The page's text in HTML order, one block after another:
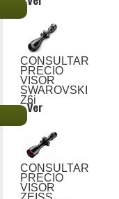
Ver
CONSULTAR
PRECIO
VISOR
SWAROVSKI
Z6i
Ver
CONSULTAR
PRECIO
VISOR